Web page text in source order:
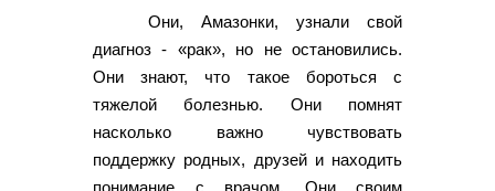
Они, Амазонки, узнали свой
диагноз - «рак», но не остановились.
Они знают, что такое бороться с
тяжелой болезнью. Они помнят
насколько важно чувствовать
поддержку родных, друзей и находить
понимание с врачом. Они своим